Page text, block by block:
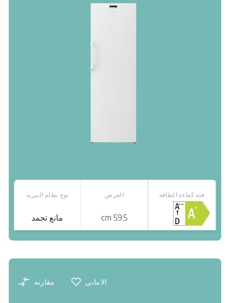
فئة كفاءة الطاقة العرض
59.5 cm
نوع نظام التبريد
مانع تجمد
الاماني مقارنه